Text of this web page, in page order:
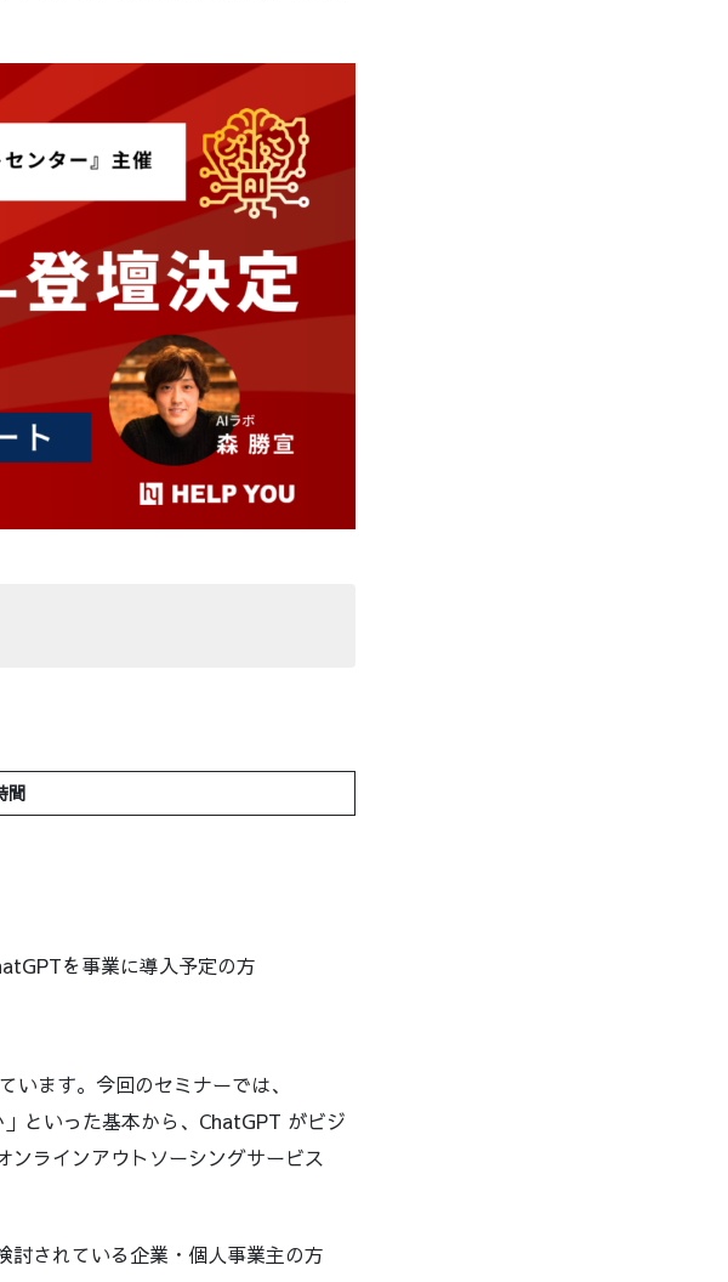
間
を事業に導入予定の方
ます。今回のセミナーでは、
といった基本から、ChatGPT がビジ
ンラインアウトソーシングサービス
討されている企業・個人事業主の方